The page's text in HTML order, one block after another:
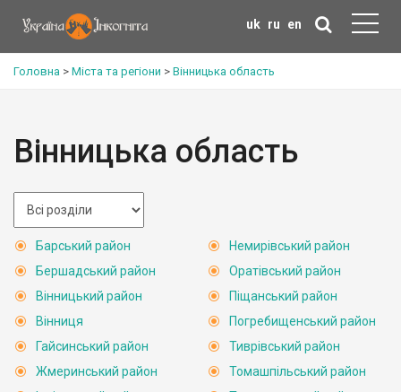
uk ru en
Головна > Міста та регіони > Вінницька область
Вінницька область
Барський район
Бершадський район
Вінницький район
Вінниця
Гайсинський район
Жмеринський район
Немирівський район
Оратівський район
Піщанський район
Погребищенський район
Тиврівський район
Томашпільський район